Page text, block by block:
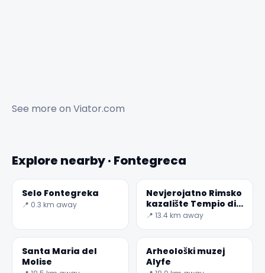
See more on Viator.com
Explore nearby · Fontegreca
Selo Fontegreka
📍 0.3 km away
Nevjerojatno Rimsko
kazalište Tempio di
Pietravairano
📍 13.4 km away
Santa Maria del
Molise
Arheološki muzej
Alyfe